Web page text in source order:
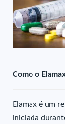
Como o
Elamax é um
iniciada